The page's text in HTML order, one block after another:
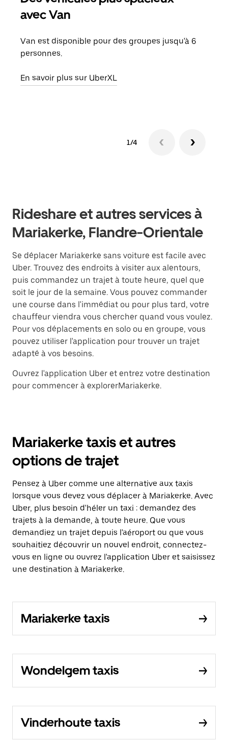
avec Van
Van est disponible pour des groupes jusqu'à 6
personnes.
En savoir plus sur UberXL
1/4
Rideshare et autres services à
Mariakerke, Flandre-Orientale
Se déplacer Mariakerke sans voiture est facile avec
Uber. Trouvez des endroits à visiter aux alentours,
puis commandez un trajet à toute heure, quel que
soit le jour de la semaine. Vous pouvez commander
une course dans l'immédiat ou pour plus tard, votre
chauffeur viendra vous chercher quand vous voulez.
Pour vos déplacements en solo ou en groupe, vous
pouvez utiliser l'application pour trouver un trajet
adapté à vos besoins.
Ouvrez l'application Uber et entrez votre destination
pour commencer à explorerMariakerke.
Mariakerke taxis et autres
options de trajet
Pensez à Uber comme une alternative aux taxis
lorsque vous devez vous déplacer à Mariakerke. Avec
Uber, plus besoin d'héler un taxi : demandez des
trajets à la demande, à toute heure. Que vous
demandiez un trajet depuis l'aéroport ou que vous
souhaitiez découvrir un nouvel endroit, connectez-
vous en ligne ou ouvrez l'application Uber et saisissez
une destination à Mariakerke.
Mariakerke taxis
Wondelgem taxis
Vinderhoute taxis